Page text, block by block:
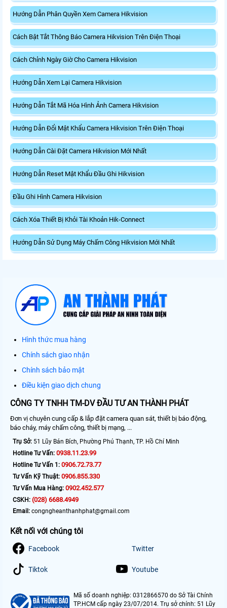
Hướng Dẫn Phân Quyền Xem Camera Hikvision
Cách Bật Tắt Thông Báo Camera Hikvision Trên Điện Thoại
Cách Chỉnh Ngày Giờ Cho Camera Hikvision
Hướng Dẫn Xem Lại Camera Hikvision
Hướng Dẫn Tắt Mã Hóa Hình Ảnh Camera Hikvision
Hướng Dẫn Đổi Mật Khẩu Camera Hikvision Trên Điện Thoại
Hướng Dẫn Cài Đặt Camera Hikvision Mới Nhất
Hướng Dẫn Reset Mật Khẩu Đầu Ghi Hikvision
Đầu Ghi Hình Camera Hikvision
Cách Xóa Thiết Bị Khỏi Tài Khoản Hik-Connect
Hướng Dẫn Sử Dụng Máy Chấm Công Hikvision Mới Nhất
Hình thức mua hàng
Chính sách giao nhận
Chính sách bảo mật
Điều kiện giao dịch chung
CÔNG TY TNHH TM-DV ĐẦU TƯ AN THÀNH PHÁT
Đơn vị chuyên cung cấp & lắp đặt camera quan sát, thiết bị báo động,
báo cháy, máy chấm công, thiết bị mạng, ...
Trụ Sở: 51 Lũy Bán Bích, Phường Phú Thạnh, TP. Hồ Chí Minh
Hotline Tư Vấn: 0938.11.23.99
Hotline Tư Vấn 1: 0906.72.73.77
Tư Vấn Kỹ Thuật: 0906.855.330
Tư Vấn Mua Hàng: 0902.452.577
CSKH: (028) 6688.4949
Email: congngheanthanhphat@gmail.com
Kết nối với chúng tôi
Facebook Twitter
Tiktok Youtube
Mã số doanh nghiệp: 0312866570 do Sở Tài Chính
TP.HCM cấp ngày 23/07/2014. Trụ sở chính: 51 Lũy